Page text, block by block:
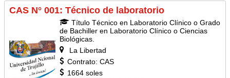
CAS N° 001: Técnico de laboratorio
Título Técnico en Laboratorio Clínico o Grado
de Bachiller en Laboratorio Clínico o Ciencias
Biológicas.
La Libertad
Contrato: CAS
1664 soles